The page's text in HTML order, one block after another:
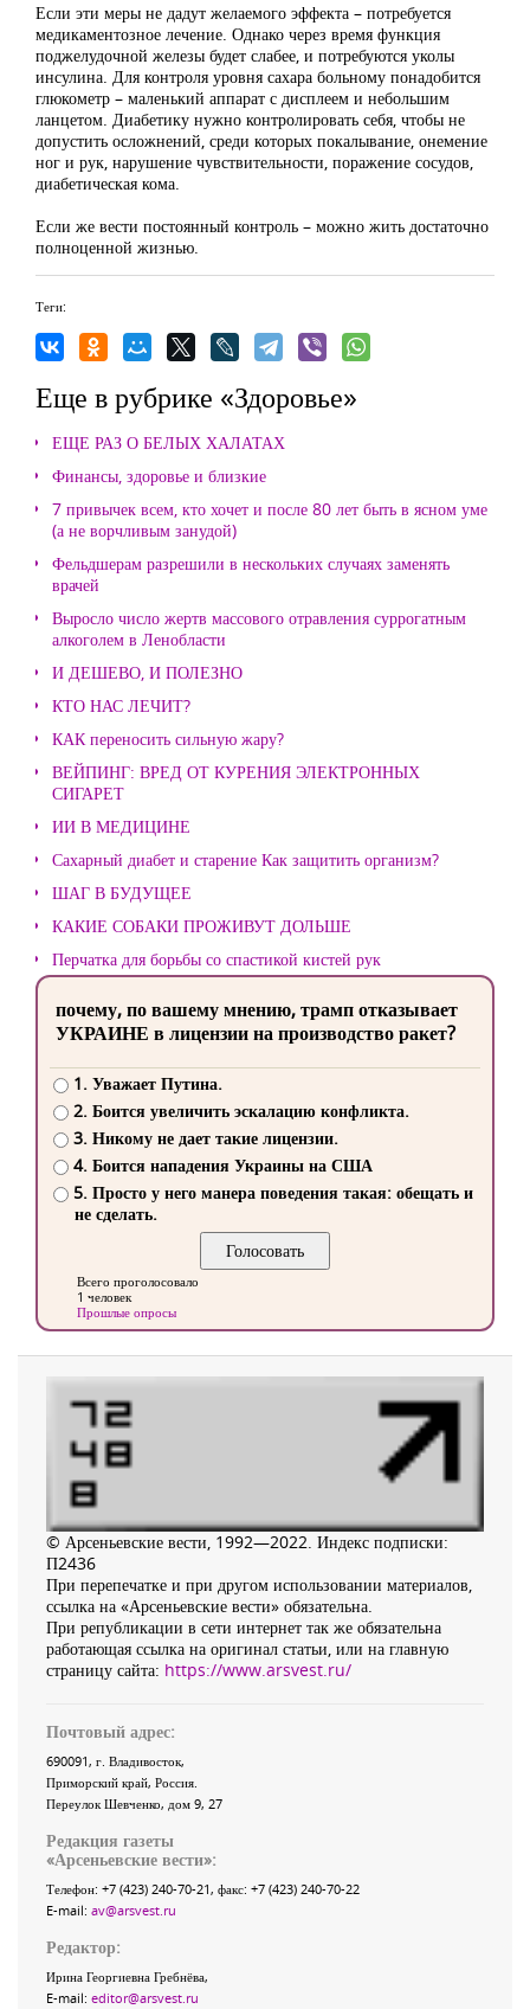
Если эти меры не дадут желаемого эффекта – потребуется
медикаментозное лечение. Однако через время функция
поджелудочной железы будет слабее, и потребуются уколы
инсулина. Для контроля уровня сахара больному понадобится
глюкометр – маленький аппарат с дисплеем и небольшим
ланцетом. Диабетику нужно контролировать себя, чтобы не
допустить осложнений, среди которых покалывание, онемение
ног и рук, нарушение чувствительности, поражение сосудов,
диабетическая кома.
Если же вести постоянный контроль – можно жить достаточно
полноценной жизнью.
Теги:
Еще в рубрике «Здоровье»
ЕЩЕ РАЗ О БЕЛЫХ ХАЛАТАХ
Финансы, здоровье и близкие
7 привычек всем, кто хочет и после 80 лет быть в ясном уме
(а не ворчливым занудой)
Фельдшерам разрешили в нескольких случаях заменять
врачей
Выросло число жертв массового отравления суррогатным
алкоголем в Ленобласти
И ДЕШЕВО, И ПОЛЕЗНО
КТО НАС ЛЕЧИТ?
КАК переносить сильную жару?
ВЕЙПИНГ: ВРЕД ОТ КУРЕНИЯ ЭЛЕКТРОННЫХ
СИГАРЕТ
ИИ В МЕДИЦИНЕ
Сахарный диабет и старение Как защитить организм?
ШАГ В БУДУЩЕЕ
КАКИЕ СОБАКИ ПРОЖИВУТ ДОЛЬШЕ
Перчатка для борьбы со спастикой кистей рук
почему, по вашему мнению, трамп отказывает
УКРАИНЕ в лицензии на производство ракет?
1. Уважает Путина.
2. Боится увеличить эскалацию конфликта.
3. Никому не дает такие лицензии.
4. Боится нападения Украины на США
5. Просто у него манера поведения такая: обещать и
не сделать.
Всего проголосовало
1 человек
Прошлые опросы
© Арсеньевские вести, 1992—2022. Индекс подписки:
П2436
При перепечатке и при другом использовании материалов,
ссылка на «Арсеньевские вести» обязательна.
При републикации в сети интернет так же обязательна
работающая ссылка на оригинал статьи, или на главную
страницу сайта: https://www.arsvest.ru/
Почтовый адрес:
690091, г. Владивосток,
Приморский край, Россия
Переулок Шевченко, дом 9, 27
Редакция газеты
«Арсеньевские вести»:
Телефон: +7 (423) 240-70-21, факс: +7 (423) 240-70-22
E-mail: av@arsvest.ru
Редактор:
Ирина Георгиевна Гребнёва,
E-mail: editor@arsvest.ru